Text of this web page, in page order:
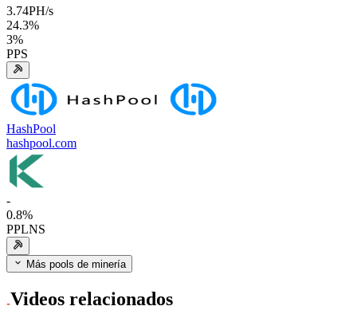
3.74PH/s
24.3%
3%
PPS
HashPool
hashpool.com
-
0.8%
PPLNS
Más pools de minería
Videos relacionados